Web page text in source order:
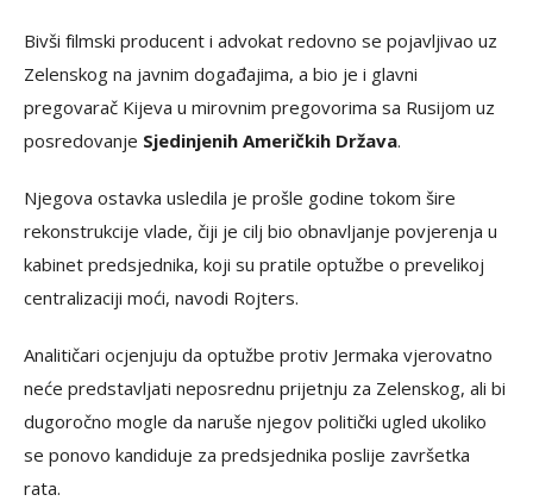
Bivši filmski producent i advokat redovno se pojavljivao uz
Zelenskog na javnim događajima, a bio je i glavni
pregovarač Kijeva u mirovnim pregovorima sa Rusijom uz
posredovanje Sjedinjenih Američkih Država.
Njegova ostavka usledila je prošle godine tokom šire
rekonstrukcije vlade, čiji je cilj bio obnavljanje povjerenja u
kabinet predsjednika, koji su pratile optužbe o prevelikoj
centralizaciji moći, navodi Rojters.
Analitičari ocjenjuju da optužbe protiv Jermaka vjerovatno
neće predstavljati neposrednu prijetnju za Zelenskog, ali bi
dugoročno mogle da naruše njegov politički ugled ukoliko
se ponovo kandiduje za predsjednika poslije završetka
rata.